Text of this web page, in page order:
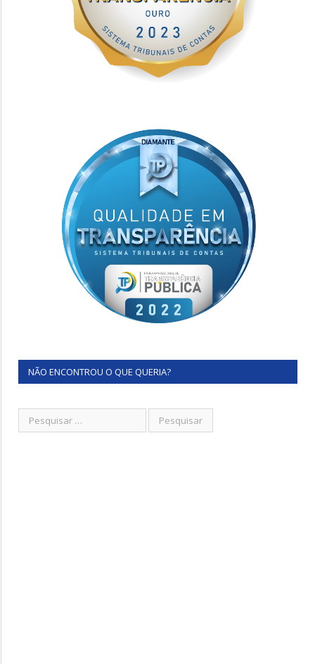
NÃO ENCONTROU O QUE QUERIA?